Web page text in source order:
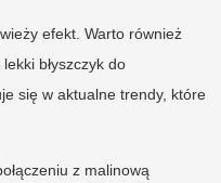
efekt. Warto również
lekki błyszczyk do
się w aktualne trendy, które
z malinową